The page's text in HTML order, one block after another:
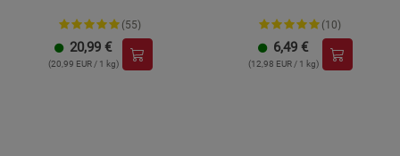
(55)
20,99 €
(20,99 EUR / 1 kg)
(10)
6,49 €
(12,98 EUR / 1 kg)